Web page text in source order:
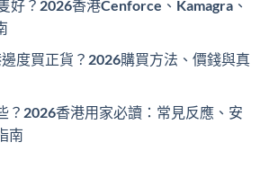
好？2026香港Cenforce、Kamagra、
度買正貨？2026購買方法、價錢與真
？2026香港用家必讀：常見反應、安
南